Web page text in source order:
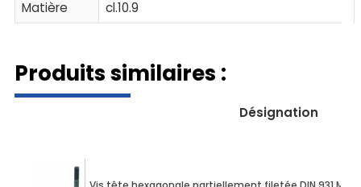
Matière
cl.10.9
Produits similaires :
Désignation